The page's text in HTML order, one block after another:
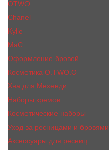
OTWO
Сhanеl
Kylie
MaC
Оформление бровей
Косметика O.TWO.O
Хна для Мехенди
Наборы кремов
Косметические наборы
Уход за ресницами и бровями
Аксессуары для ресниц